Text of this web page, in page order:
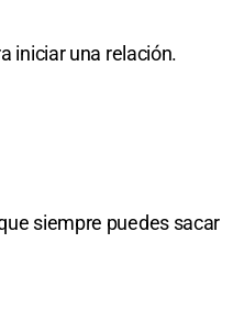
iniciar una relación.
siempre puedes sacar